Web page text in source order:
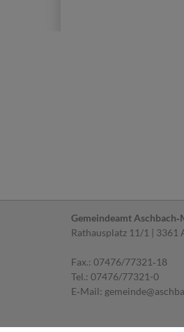
Gemeindeamt
Rathausplatz 11/1 | 3361
Fax.: 07476/77321‐18
Tel.: 07476/77321-0
E‐Mail: